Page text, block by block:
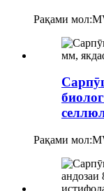
Рақами мол:
Рақами мол: